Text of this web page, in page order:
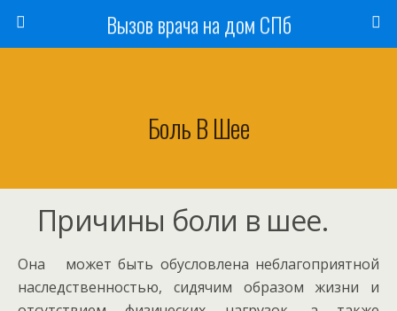
Вызов врача на дом СПб
Боль В Шее
Причины боли в шее.
Она может быть обусловлена неблагоприятной
наследственностью, сидячим образом жизни и